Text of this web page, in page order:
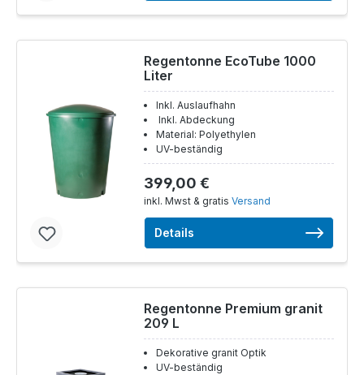
Regentonne EcoTube 1000
Liter
Inkl. Auslaufhahn
Inkl. Abdeckung
Material: Polyethylen
UV-beständig
399,00 €
inkl. Mwst & gratis Versand
Details
Regentonne Premium granit
209 L
Dekorative granit Optik
UV-beständig